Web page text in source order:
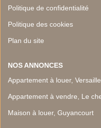
Politique de confidentialité
Politique des cookies
Plan du site
NOS ANNONCES
Appartement à louer,
Appartement à vendre, Le
Maison à louer, Guyancourt